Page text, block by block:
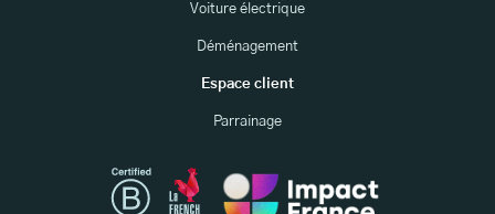
Voiture électrique
Déménagement
Espace client
Parrainage